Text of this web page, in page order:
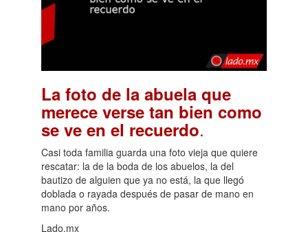
La foto de la abuela que
merece verse tan bien como
se ve en el recuerdo.
Casi toda familia guarda una foto vieja que quiere
rescatar: la de la boda de los abuelos, la del
bautizo de alguien que ya no está, la que llegó
doblada o rayada después de pasar de mano en
mano por años.
Lado.mx